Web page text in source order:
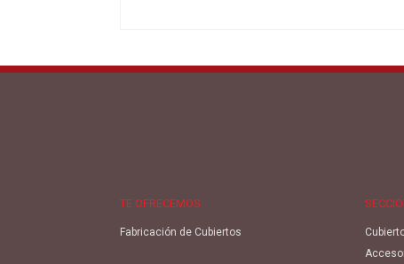
TE OFRECEMOS
Fabricación de Cubiertos